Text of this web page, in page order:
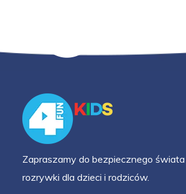
Zapraszamy do bezpiecznego
rozrywki dla dzieci i rodziców.